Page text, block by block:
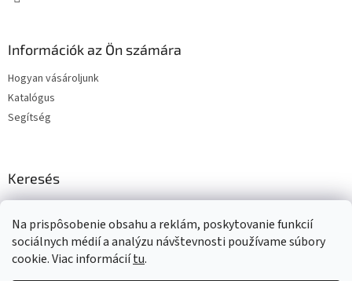
Na prispôsobenie obsahu a reklám, poskytovanie funkcií
sociálnych médií a analýzu návštevnosti používame súbory
cookie. Viac informáciítu.
Információk az Ön számára
Hogyan vásároljunk
Katalógus
Segítség
Keresés
KERESÉS